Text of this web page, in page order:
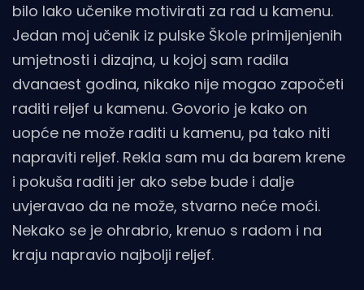
bilo lako učenike motivirati za rad u kamenu.
Jedan moj učenik iz pulske Škole primijenjenih
umjetnosti i dizajna, u kojoj sam radila
dvanaest godina, nikako nije mogao započeti
raditi reljef u kamenu. Govorio je kako on
uopće ne može raditi u kamenu, pa tako niti
napraviti reljef. Rekla sam mu da barem krene
i pokuša raditi jer ako sebe bude i dalje
uvjeravao da ne može, stvarno neće moći.
Nekako se je ohrabrio, krenuo s radom i na
kraju napravio najbolji reljef.